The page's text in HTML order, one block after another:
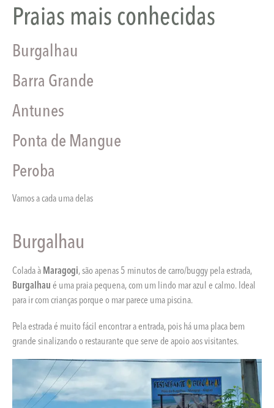
Praias mais conhecidas
Burgalhau
Barra Grande
Antunes
Ponta de Mangue
Peroba
Vamos a cada uma delas
Burgalhau
Colada à Maragogi, são apenas 5 minutos de carro/buggy pela estrada,
Burgalhau é uma praia pequena, com um lindo mar azul e calmo. Ideal
para ir com crianças porque o mar parece uma piscina.
Pela estrada é muito fácil encontrar a entrada, pois há uma placa bem
grande sinalizando o restaurante que serve de apoio aos visitantes.